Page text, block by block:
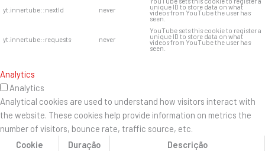
yt.innertube::nextId never unique ID to store data on what
videos from YouTube the user has
seen.
yt.innertube::requests never
YouTube sets this cookie to register a
unique ID to store data on what
videos from YouTube the user has
seen.
Analytics
Analytics
Analytical cookies are used to understand how visitors interact with
the website. These cookies help provide information on metrics the
number of visitors, bounce rate, traffic source, etc.
Cookie
Duração Descrição